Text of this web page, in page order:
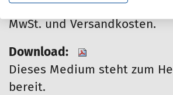
Preisangaben verstehen sich
MwSt. und Versandkosten.
Download:
Dieses Medium steht zum
bereit.